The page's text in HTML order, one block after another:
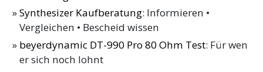
Synthesizer Kaufberatung: Informieren •
Vergleichen • Bescheid wissen
beyerdynamic DT-990 Pro 80 Ohm Test: Für wen
er sich noch lohnt